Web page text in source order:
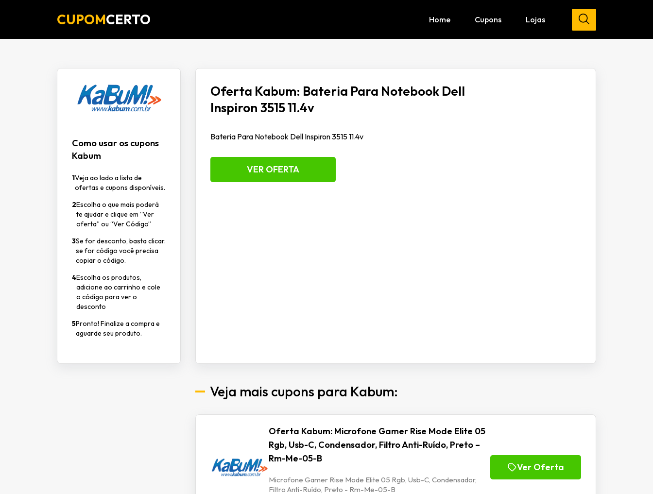
CUPOMCERTO Home Cupons Lojas
Como usar os cupons
Kabum
1Veja ao lado a lista de
ofertas e cupons disponíveis.
2Escolha o que mais poderá
te ajudar e clique em “Ver
oferta” ou “Ver Código”
3Se for desconto, basta clicar.
se for código você precisa
copiar o código.
4Escolha os produtos,
adicione ao carrinho e cole
o código para ver o
desconto
5Pronto! Finalize a compra e
aguarde seu produto.
Oferta Kabum: Bateria Para Notebook Dell
Inspiron 3515 11.4v
Bateria Para Notebook Dell Inspiron 3515 11.4v
VER OFERTA
Veja mais cupons para Kabum:
Oferta Kabum: Microfone Gamer Rise Mode Elite 05
Rgb, Usb-C, Condensador, Filtro Anti-Ruído, Preto –
Rm-Me-05-B
Microfone Gamer Rise Mode Elite 05 Rgb, Usb-C, Condensador,
Filtro Anti-Ruído, Preto - Rm-Me-05-B
Ver Oferta